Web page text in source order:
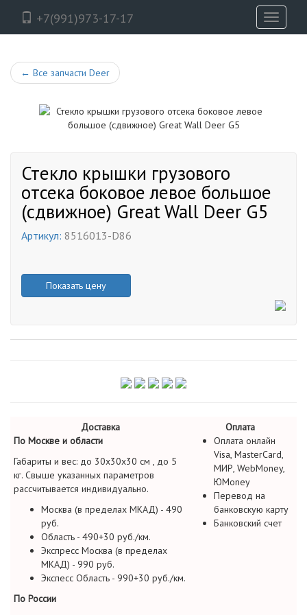
+7(991)973-17-17
Toggle
← Все запчасти Deer
Стекло крышки грузового
отсека боковое левое большое
(сдвижное) Great Wall Deer G5
Артикул: 8516013-D86
Показать цену
Доставка
Оплата
По Москве и области
Габариты и вес: до 30х30х30 см , до 5
кг. Свыше указанных параметров
рассчитывается индивидуально.
Москва (в пределах МКАД) - 490
руб.
Область - 490+30 руб./км.
Экспресс Москва (в пределах
МКАД) - 990 руб.
Экспесс Область - 990+30 руб./км.
По России
Оплата онлайн
Visa, MasterCard,
МИР, WebMoney,
ЮMoney
Перевод на
банковскую карту
Банковский счет